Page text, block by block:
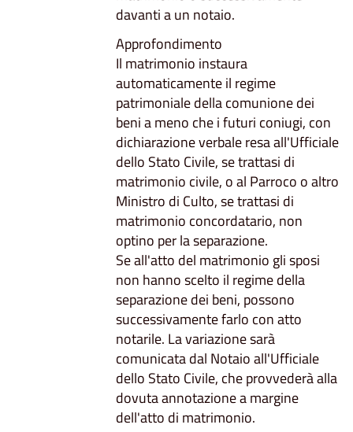
davanti a un notaio.
Approfondimento
Il matrimonio instaura
automaticamente il regime
patrimoniale della comunione dei
beni a meno che i futuri coniugi, con
dichiarazione verbale resa all'Ufficiale
dello Stato Civile, se trattasi di
matrimonio civile, o al Parroco o altro
Ministro di Culto, se trattasi di
matrimonio concordatario, non
optino per la separazione.
Se all'atto del matrimonio gli sposi
non hanno scelto il regime della
separazione dei beni, possono
successivamente farlo con atto
notarile. La variazione sarà
comunicata dal Notaio all'Ufficiale
dello Stato Civile, che provvederà alla
dovuta annotazione a margine
dell'atto di matrimonio.